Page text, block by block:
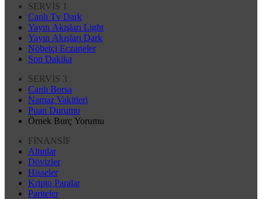
SERVİS 1
Canlı Tv Dark
Yayın Akışları Light
Yayın Akışları Dark
Nöbetçi Eczaneler
Son Dakika
SERVİS 3
Canlı Borsa
Namaz Vakitleri
Puan Durumu
Örnek Burç Yorumu
FİNANSİF
Altınlar
Dövizler
Hisseler
Kripto Paralar
Pariteler